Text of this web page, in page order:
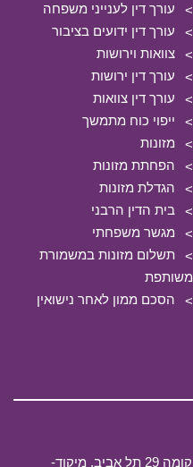
עורך דין לענייני משפחה
עורך דין ידועים בציבור
צוואות וירושות
עורך דין ירושות
עורך דין צוואות
ייפוי כוח מתמשך
מזונות
הפחתת מזונות
הגדלת מזונות
בית הדין הרבני
מגשר משפחתי
תשלום מזונות במשמורת
משותפת
הסכם ממון לאחר נישואין
רח' יגאל אלון 94, מגדל אלון 2, קומה 29 תל אביב, מיקוד-